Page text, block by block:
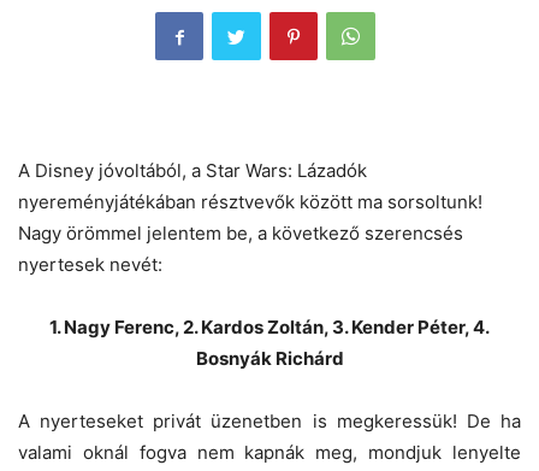
A Disney jóvoltából, a Star Wars: Lázadók
nyereményjátékában résztvevők között ma sorsoltunk!
Nagy örömmel jelentem be, a következő szerencsés
nyertesek nevét:
1. Nagy Ferenc, 2. Kardos Zoltán, 3. Kender Péter, 4.
Bosnyák Richárd
A nyerteseket privát üzenetben is megkeressük! De ha
valami oknál fogva nem kapnák meg, mondjuk lenyelte